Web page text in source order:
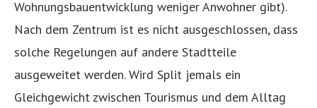
Wohnungsbauentwicklung weniger Anwohner gibt).
Nach dem Zentrum ist es nicht ausgeschlossen, dass
solche Regelungen auf andere Stadtteile
ausgeweitet werden. Wird Split jemals ein
Gleichgewicht zwischen Tourismus und dem Alltag